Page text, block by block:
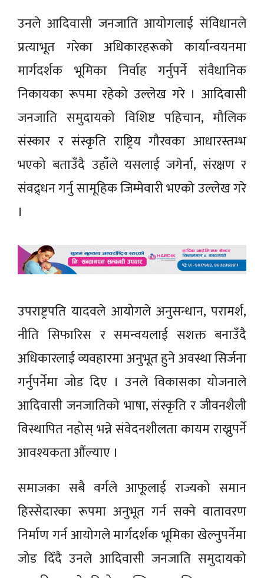
उनले आदिवासी जनजाति आयोगलाई संविधानले
प्रत्याभूत गरेका अधिकारहरूको कार्यान्वयनमा
मार्गदर्शक भूमिका निर्वाह गर्नुपर्ने संवैधानिक
निकायका रूपमा रहेको उल्लेख गरे । आदिवासी
जनजाति समुदायको विशिष्ट पहिचान, मौलिक
संस्कार र संस्कृति राष्ट्रिय गौरवका आधारस्तम्भ
भएको बताउँदै उहाँले यसलाई जगेर्ना, संरक्षण र
संवद्र्धन गर्नु सामूहिक जिम्मेवारी भएको उल्लेख गरे
।
उपराष्ट्रपति यादवले आयोगले अनुसन्धान, परामर्श,
नीति सिफारिस र समन्वयलाई सशक्त बनाउँदै
अधिकारलाई व्यवहारमा अनुभूत हुने अवस्था सिर्जना
गर्नुपर्नेमा जोड दिए । उनले विकासका योजनाले
आदिवासी जनजातिको भाषा, संस्कृति र जीवनशैली
विस्थापित नहोस् भन्ने संवेदनशीलता कायम राख्नुपर्ने
आवश्यकता औंल्याए ।
समाजका सबै वर्गले आफूलाई राज्यको समान
हिस्सेदारका रूपमा अनुभूत गर्न सक्ने वातावरण
निर्माण गर्न आयोगले मार्गदर्शक भूमिका खेल्नुपर्नेमा
जोड दिँदै उनले आदिवासी जनजाति समुदायको